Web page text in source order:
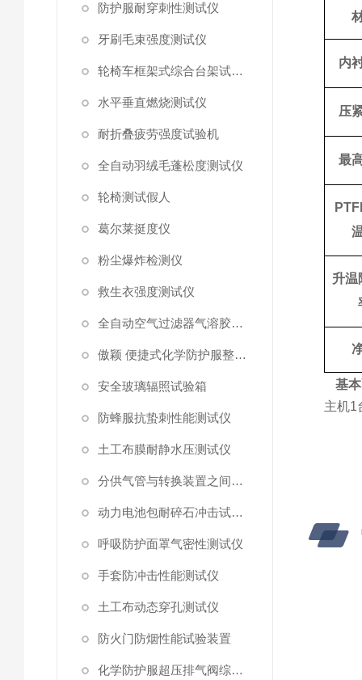
防护服耐穿刺性测试仪
牙刷毛束强度测试仪
轮椅车框架式综合台架试验机
水平垂直燃烧测试仪
耐折叠疲劳强度试验机
全自动羽绒毛蓬松度测试仪
轮椅测试假人
葛尔莱挺度仪
粉尘爆炸检测仪
救生衣强度测试仪
全自动空气过滤器气溶胶细菌截留测试仪
傲颖 便捷式化学防护服整体气密性测试仪
安全玻璃辐照试验箱
防蜂服抗蛰刺性能测试仪
土工布膜耐静水压测试仪
分供气管与转换装置之间连接强度试验机
动力电池包耐碎石冲击试验机
呼吸防护面罩气密性测试仪
手套防冲击性能测试仪
土工布动态穿孔测试仪
防火门防烟性能试验装置
化学防护服超压排气阀综合性测试仪
内
压
最
升温
基
主机1